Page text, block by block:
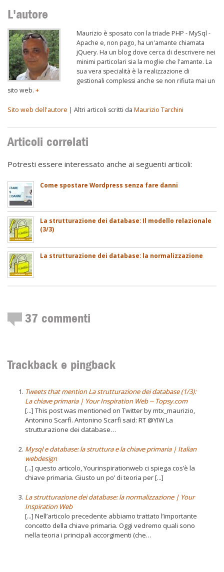
L'autore
Maurizio è sposato con la triade PHP - MySql -
Apache e, non pago, ha un'amante chiamata
jQuery. Ha un blog dove cerca di descrivere nei
minimi particolari sia la moglie che l'amante. La
sua vera specialità è la realizzazione di
gestionali complessi anche se non rifiuta mai un
sito web. +
Sito web dell'autore | Altri articoli scritti da Maurizio Tarchini
Articoli correlati
Potresti essere interessato anche ai seguenti articoli:
Come spostare Wordpress senza fare danni
La strutturazione dei database: Il modello relazionale
(3/3)
La strutturazione dei database: la normalizzazione
37 commenti
Trackback e pingback
Tweets that mention La strutturazione dei database (1/3):
La chiave primaria | Your Inspiration Web -- Topsy.com
[...] This post was mentioned on Twitter by mtx_maurizio,
Antonino Scarfì. Antonino Scarfì said: RT @YIW La
strutturazione dei database…
Mysql e database: la struttura e la chiave primaria | Italian
webdesign
[...] questo articolo, Yourinspirationweb ci spiega cos’è la
chiave primaria. Giusto un po’ di teoria per [...]
La strutturazione dei database: la normalizzazione | Your
Inspiration Web
[...] Nell’articolo precedente abbiamo trattato l’importante
concetto della chiave primaria. Oggi vedremo quali sono
nella teoria i principali accorgimenti (che…